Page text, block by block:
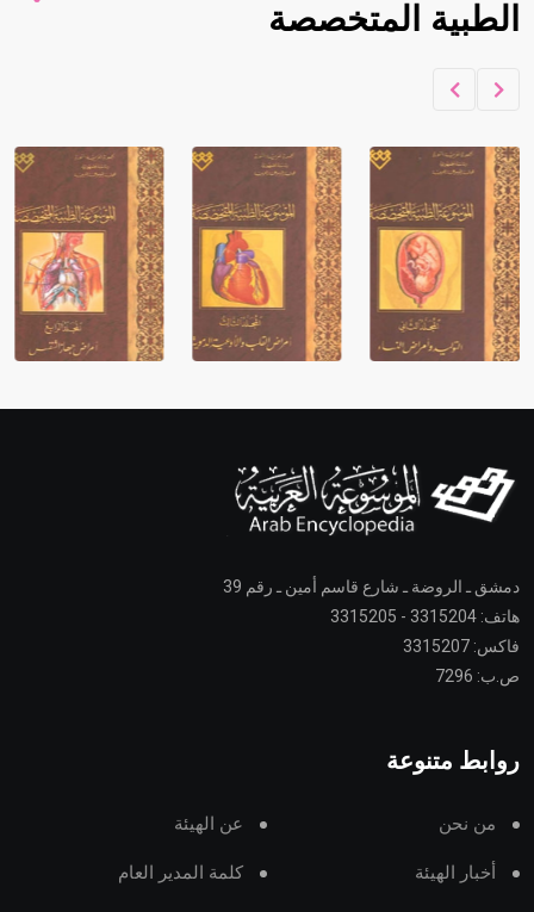
الطبية المتخصصة
دمشق ـ الروضة ـ شارع قاسم أمين ـ رقم 39
هاتف: 3315204 - 3315205
فاكس: 3315207
ص.ب: 7296
روابط متنوعة
من نحن عن الهيئة
أخبار الهيئة كلمة المدير العام